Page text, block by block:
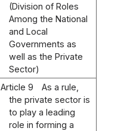
(Division of Roles
Among the National
and Local
Governments as
well as the Private
Sector)
Article 9
As a rule,
the private sector is
to play a leading
role in forming a